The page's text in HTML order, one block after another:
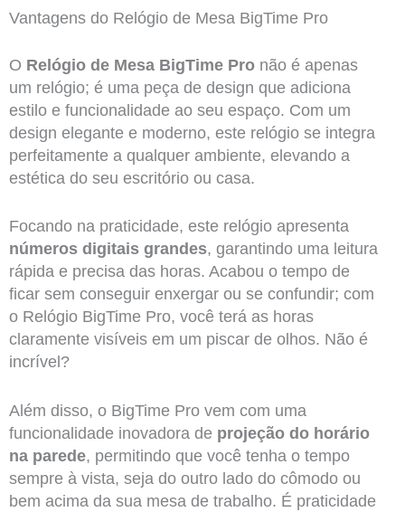
Vantagens do Relógio de Mesa BigTime Pro
O Relógio de Mesa BigTime Pronão é apenas
um relógio; é uma peça de design que adiciona
estilo e funcionalidade ao seu espaço. Com um
design elegante e moderno, este relógio se integra
perfeitamente a qualquer ambiente, elevando a
estética do seu escritório ou casa.
Focando na praticidade, este relógio apresenta
números digitais grandes, garantindo uma leitura
rápida e precisa das horas. Acabou o tempo de
ficar sem conseguir enxergar ou se confundir; com
o Relógio BigTime Pro, você terá as horas
claramente visíveis em um piscar de olhos. Não é
incrível?
Além disso, o BigTime Pro vem com uma
funcionalidade inovadora de projeção do horário
na parede, permitindo que você tenha o tempo
sempre à vista, seja do outro lado do cômodo ou
bem acima da sua mesa de trabalho. É praticidade